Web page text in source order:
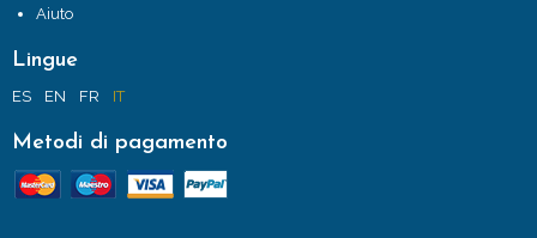
Aiuto
Lingue
ES EN FR IT
Metodi di pagamento